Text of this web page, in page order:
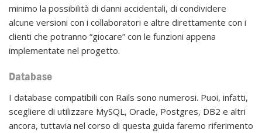
minimo la possibilità di danni accidentali, di condividere
alcune versioni con i collaboratori e altre direttamente con i
clienti che potranno “giocare” con le funzioni appena
implementate nel progetto.
Database
I database compatibili con Rails sono numerosi. Puoi, infatti,
scegliere di utilizzare MySQL, Oracle, Postgres, DB2 e altri
ancora, tuttavia nel corso di questa guida faremo riferimento